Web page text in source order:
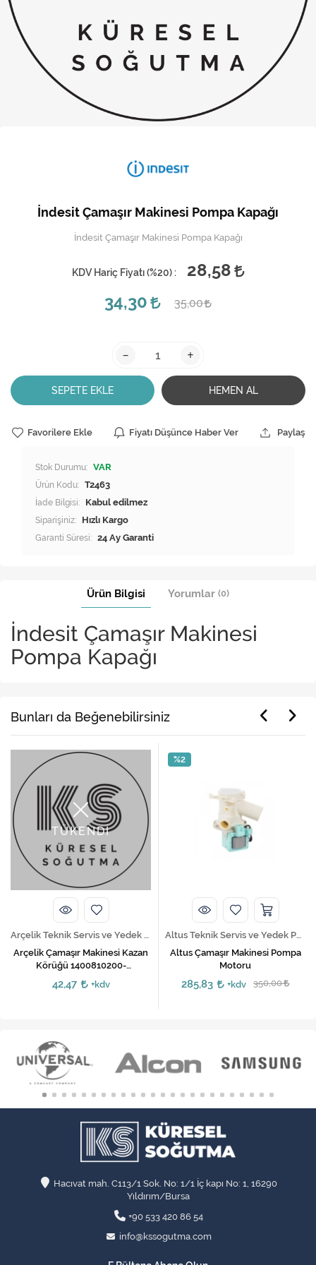
Klima
Kombi
Musluk
İndesit Çamaşır Makinesi Pompa Kapağı
İndesit Çamaşır Makinesi Pompa Kapağı
KDV Hariç Fiyatı (%20) :
28,58
34,30
35,00
- +
SEPETE EKLE HEMEN AL
Favorilere Ekle Fiyatı Düşünce Haber Ver Paylaş
Stok Durumu: VAR
Ürün Kodu: T2463
İade Bilgisi:
Siparişiniz: Hızlı Kargo
Garanti Süresi: 24 Ay Garanti
Ürün Bilgisi Yorumlar (0)
İndesit Çamaşır Makinesi
Pompa Kapağı
Bunları da Beğenebilirsiniz
TÜKENDİ
Arçelik Teknik Servis ve Yedek Parça Hizmetleri
Arçelik Çamaşır Makinesi Kazan
Körüğü 1400810200-
1400810500
42,47 +kdv
%2
Altus Teknik Servis ve Yedek Parça Hizmetleri
Altus Çamaşır Makinesi Pompa
Motoru
285,83 +kdv 350,00
Hacıvat mah. C113/1 Sok. No: 1/1 İç kapı No: 1, 16290
Yıldırım/Bursa
+90 533 420 86 54
info@kssogutma.com